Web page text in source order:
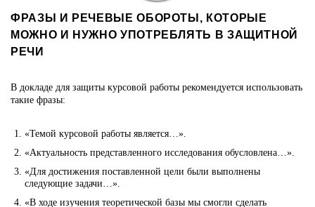
ФРАЗЫ И РЕЧЕВЫЕ ОБОРОТЫ, КОТОРЫЕ
МОЖНО И НУЖНО УПОТРЕБЛЯТЬ В ЗАЩИТНОЙ
РЕЧИ
В докладе для защиты курсовой работы рекомендуется использовать
такие фразы:
«Темой курсовой работы является…».
«Актуальность представленного исследования обусловлена…».
«Для достижения поставленной цели были выполнены
следующие задачи…».
«В ходе изучения теоретической базы мы смогли сделать